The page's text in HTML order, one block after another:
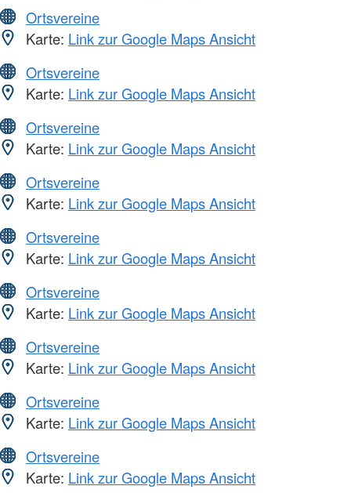
Ortsvereine
Karte: Link zur Google Maps Ansicht
Ortsvereine
Karte: Link zur Google Maps Ansicht
Ortsvereine
Karte: Link zur Google Maps Ansicht
Ortsvereine
Karte: Link zur Google Maps Ansicht
Ortsvereine
Karte: Link zur Google Maps Ansicht
Ortsvereine
Karte: Link zur Google Maps Ansicht
Ortsvereine
Karte: Link zur Google Maps Ansicht
Ortsvereine
Karte: Link zur Google Maps Ansicht
Ortsvereine
Karte: Link zur Google Maps Ansicht